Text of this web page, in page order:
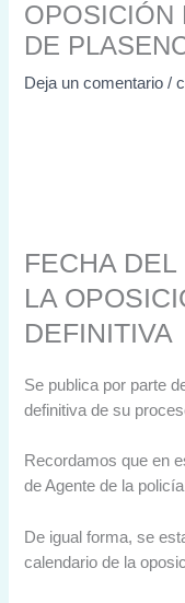
OPOSICIÓN
DE
Deja un comentario /
FECHA
LA
DEFINITIVA
Se publica por parte
definitiva de su
Recordamos que en
de Agente de la
De igual forma, se
calendario de la